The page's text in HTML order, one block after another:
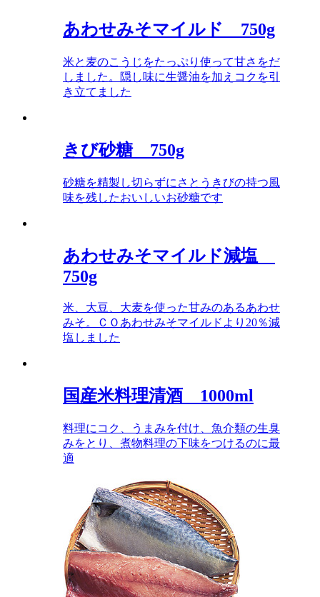
あわせみそマイルド 750g
米と麦のこうじをたっぷり使って甘さをだ
しました。隠し味に生醤油を加えコクを引
き立てました
きび砂糖 750g
砂糖を精製し切らずにさとうきびの持つ風
味を残したおいしいお砂糖です
あわせみそマイルド減塩
750g
米、大豆、大麦を使った甘みのあるあわせ
みそ。ＣＯあわせみそマイルドより20％減
塩しました
国産米料理清酒 1000ml
料理にコク、うまみを付け、魚介類の生臭
みをとり、煮物料理の下味をつけるのに最
適